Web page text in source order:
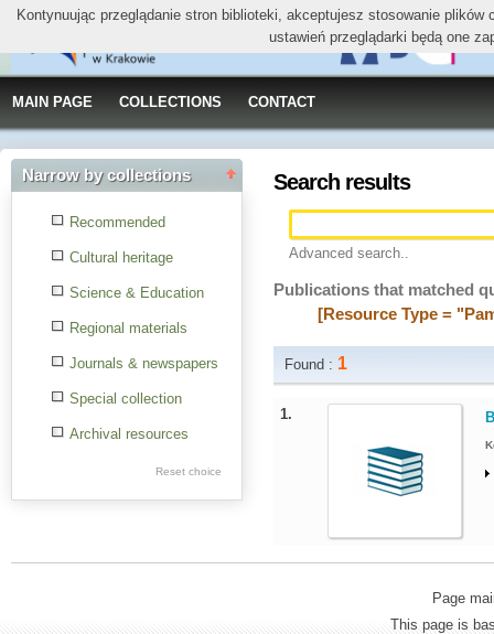
MAIN PAGE COLLECTIONS CONTACT
Narrow by collections
Recommended
Cultural heritage
Science & Education
Regional materials
Journals & newspapers
Special collection
Archival resources
Reset choice
Search results
Advanced search..
Publications that matched
[Resource Type =
Found : 1
1.
Page
This page is
Kontynuując przeglądanie stron biblioteki, akceptujesz stosowanie
ustawień przeglądarki będą one